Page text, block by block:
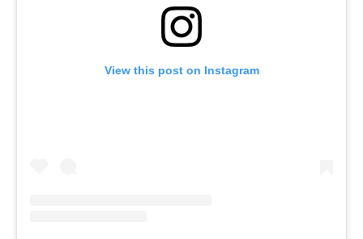
View this post on Instagram